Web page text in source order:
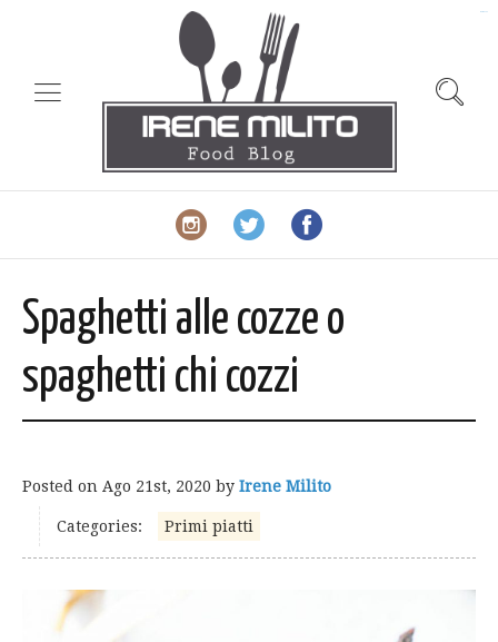
Spaghetti alle cozze o
spaghetti chi cozzi
Posted on Ago 21st, 2020 by Irene Milito
Categories: Primi piatti